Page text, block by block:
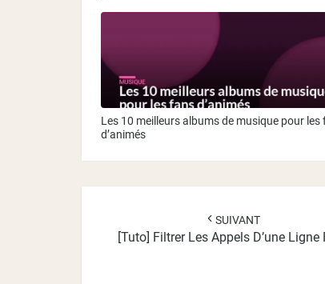
Les 10 meilleurs albums de musique pour les
d’animés
d'article
SUIVANT
[Tuto] Filtrer Les Appels D’une Ligne